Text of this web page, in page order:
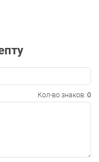
Кол-во знаков: 0